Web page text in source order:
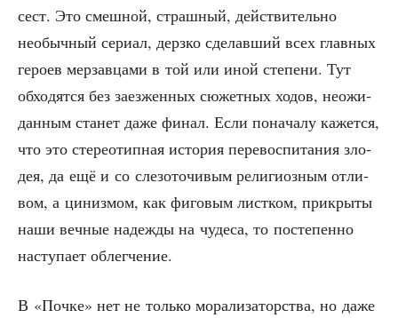
сест. Это смеш­ной, страш­ный, дей­стви­тель­но
необыч­ный сери­ал, дерз­ко сде­лав­ший всех глав­ных
геро­ев мер­зав­ца­ми в той или иной сте­пе­ни. Тут
обхо­дят­ся без заез­жен­ных сюжет­ных ходов, неожи­
дан­ным ста­нет даже финал. Если пона­ча­лу кажет­ся,
что это сте­рео­тип­ная исто­рия пере­вос­пи­та­ния зло­
дея, да ещё и со сле­зо­то­чи­вым рели­ги­оз­ным отли­
вом, а циниз­мом, как фиго­вым лист­ком, при­кры­ты
наши веч­ные надеж­ды на чуде­са, то посте­пен­но
насту­па­ет облегчение.
В «Поч­ке» нет не толь­ко мора­ли­за­тор­ства, но даже